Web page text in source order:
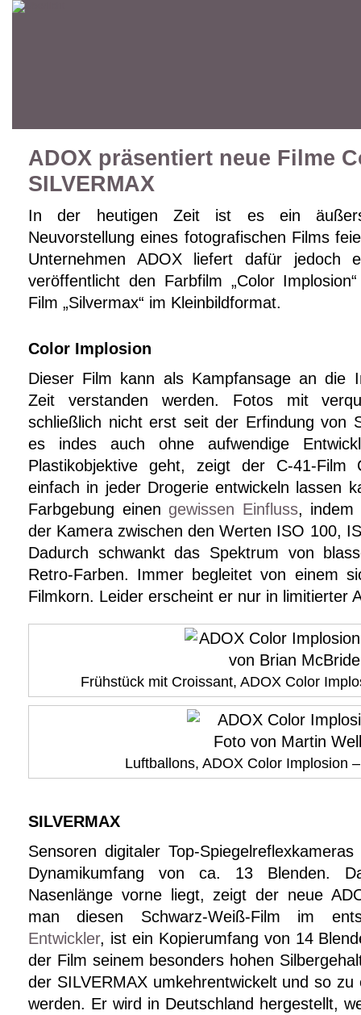
ADOX präsentiert neue Filme
SILVERMAX
In der heutigen Zeit ist es ein
Neuvorstellung eines fotografischen Films
Unternehmen ADOX liefert dafür jedoch
veröffentlicht den Farbfilm „Color
Film „Silvermax“ im Kleinbildformat.
Color Implosion
Dieser Film kann als Kampfansage an die
Zeit verstanden werden. Fotos mit
schließlich nicht erst seit der Erfindung von
es indes auch ohne aufwendige
Plastikobjektive geht, zeigt der C-41-Film
einfach in jeder Drogerie entwickeln lassen
Farbgebung einen gewissen Einfluss, indem
der Kamera zwischen den Werten ISO 100,
Dadurch schwankt das Spektrum von
Retro-Farben. Immer begleitet von einem
Filmkorn. Leider erscheint er nur in limitierter
Frühstück mit Croissant, ADOX Color
Luftballons, ADOX Color Implosion
SILVERMAX
Sensoren digitaler Top-
Dynamikumfang von ca. 13 Blenden.
Nasenlänge vorne liegt, zeigt der neue
man diesen Schwarz-Weiß-Film im
Entwickler, ist ein Kopierumfang von 14
der Film seinem besonders hohen
der SILVERMAX umkehrentwickelt und so
werden. Er wird in Deutschland hergestellt,